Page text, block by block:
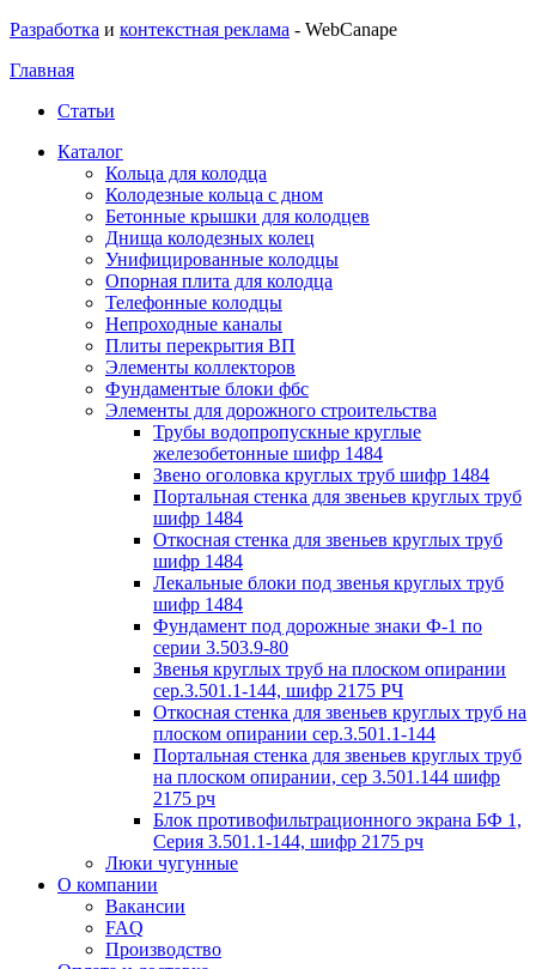
Разработка и контекстная реклама - WebCanape
Главная
Статьи
Каталог
Кольца для колодца
Колодезные кольца с дном
Бетонные крышки для колодцев
Днища колодезных колец
Унифицированные колодцы
Опорная плита для колодца
Телефонные колодцы
Непроходные каналы
Плиты перекрытия ВП
Элементы коллекторов
Фундаментые блоки фбс
Элементы для дорожного строительства
Трубы водопропускные круглые
железобетонные шифр 1484
Звено оголовка круглых труб шифр 1484
Портальная стенка для звеньев круглых труб
шифр 1484
Откосная стенка для звеньев круглых труб
шифр 1484
Лекальные блоки под звенья круглых труб
шифр 1484
Фундамент под дорожные знаки Ф-1 по
серии 3.503.9-80
Звенья круглых труб на плоском опирании
сер.3.501.1-144, шифр 2175 РЧ
Откосная стенка для звеньев круглых труб на
плоском опирании сер.3.501.1-144
Портальная стенка для звеньев круглых труб
на плоском опирании, сер 3.501.144 шифр
2175 рч
Блок противофильтрационного экрана БФ 1,
Серия 3.501.1-144, шифр 2175 рч
Люки чугунные
О компании
Вакансии
FAQ
Производство